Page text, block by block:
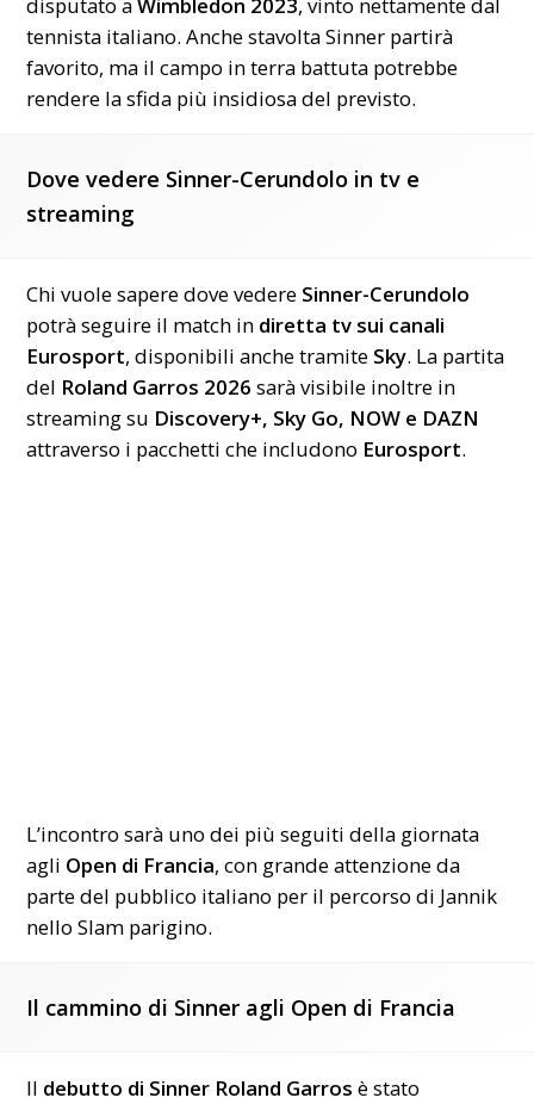
tennista italiano. Anche stavolta Sinner partirà
favorito, ma il campo in terra battuta potrebbe
rendere la sfida più insidiosa del previsto.
Dove vedere Sinner-Cerundolo in tv e
streaming
Chi vuole sapere dove vedere Sinner-Cerundolo
potrà seguire il match in diretta tv sui canali
Eurosport, disponibili anche tramite Sky. La partita
del Roland Garros 2026 sarà visibile inoltre in
streaming su Discovery+, Sky Go, NOW e DAZN
attraverso i pacchetti che includono Eurosport.
L’incontro sarà uno dei più seguiti della giornata
agli Open di Francia, con grande attenzione da
parte del pubblico italiano per il percorso di Jannik
nello Slam parigino.
Il cammino di Sinner agli Open di Francia
Il debutto di Sinner Roland Garros è stato